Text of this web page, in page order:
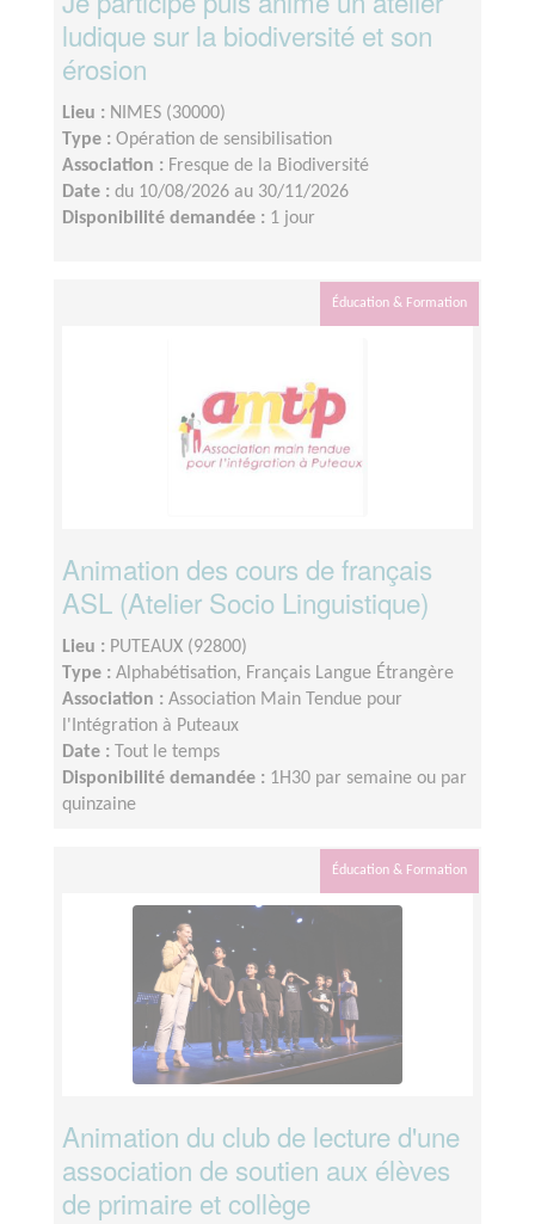
ludique sur la biodiversité et son
érosion
Lieu : NIMES (30000)
Type : Opération de sensibilisation
Association : Fresque de la Biodiversité
Date : du 10/08/2026 au 30/11/2026
Disponibilité demandée : 1 jour
Éducation & Formation
Animation des cours de français
ASL (Atelier Socio Linguistique)
Lieu : PUTEAUX (92800)
Type : Alphabétisation, Français Langue Étrangère
Association : Association Main Tendue pour
l'Intégration à Puteaux
Date :
Tout le temps
Disponibilité demandée : 1H30 par semaine ou par
quinzaine
Éducation & Formation
Animation du club de lecture d'une
association de soutien aux élèves
de primaire et collège